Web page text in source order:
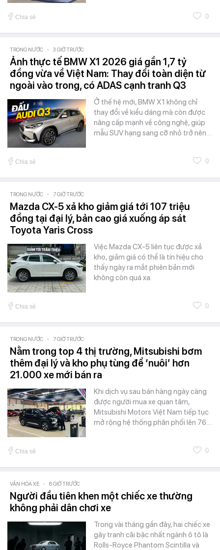
Chia sẻ 0
TRONG NƯỚC - 3 GIỜ TRƯỚC
Ảnh thực tế BMW X1 2026 giá gần 1,7 tỷ
đồng vừa về Việt Nam: Thay đổi toàn diện từ
ngoài vào trong, có ADAS cạnh tranh Q3
Ở thế hệ mới, BMW X1 không chỉ
thay đổi về kiểu dáng mà còn được
nâng cấp mạnh về công nghệ, giúp
mẫu SUV hạng sang cỡ nhỏ trở nên…
Chia sẻ 0
TRONG NƯỚC - 7 GIỜ TRƯỚC
Mazda CX-5 xả kho giảm giá tới 107 triệu
đồng tại đại lý, bản cao giá xuống áp sát
Toyota Yaris Cross
Việc Mazda CX-5 liên tục được xả
kho, giảm giá có thể là tín hiệu cho
thấy ngày ra mắt phiên bản mới
không còn quá xa.
Chia sẻ 0
TRONG NƯỚC - 7 GIỜ TRƯỚC
Nằm trong top 4 thị trường, Mitsubishi bơm
thêm đại lý và kho phụ tùng để ‘nuôi’ hơn
21.000 xe mới bán ra
Khi dịch vụ sau bán hàng ngày càng
được người mua xe quan tâm,
Mitsubishi Motors Việt Nam tiếp tục
mở rộng hệ thống phân phối lên 76…
Chia sẻ 0
VĂN HÓA XE - 8 GIỜ TRƯỚC
Người đầu tiên khen một chiếc xe thường
không phải dân chơi xe
Trong vài tháng gần đây, hai chiếc xe
gây tranh cãi bậc nhất ngành ô tô là
Rolls-Royce Phantom Scintilla và